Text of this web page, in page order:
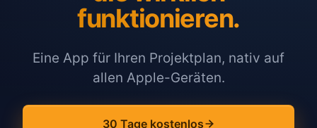
funktionieren.
Eine App für Ihren Projektplan, nativ auf
allen Apple-Geräten.
30 Tage kostenlos